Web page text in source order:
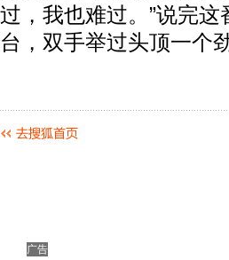
过，我也难过。”说完
台，双手举过头顶一个
广告